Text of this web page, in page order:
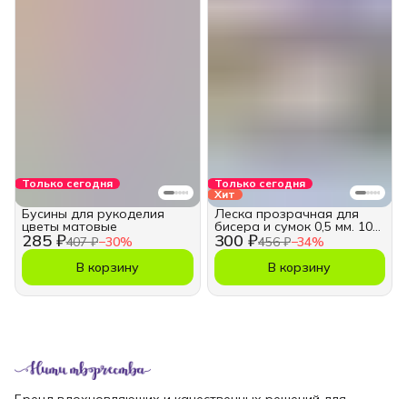
Только сегодня
285 ₽407 ₽−30%
Бусины для рукоделия
цветы матовые
В корзину
Только сегодня
Хит
300 ₽456 ₽−34%
Леска прозрачная для
бисера и сумок 0,5 мм. 100
м.
В корзину